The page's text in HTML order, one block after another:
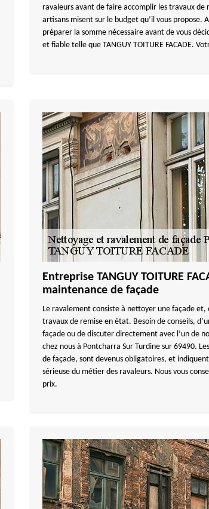
ravaleurs avant de faire accomplir les travaux de
artisans misent sur le budget qu’il vous propose.
préparer la somme nécessaire avant de vous
et fiable telle que TANGUY TOITURE FACADE.
Entreprise TANGUY TOITURE
maintenance de façade
Le ravalement consiste à nettoyer une façade et,
travaux de remise en état. Besoin de conseils,
façade ou de discuter directement avec l’un de
chez nous à Pontcharra Sur Turdine sur 69490.
de façade, sont devenus obligatoires, et
sérieuse du métier des ravaleurs. Nous vous
prix.